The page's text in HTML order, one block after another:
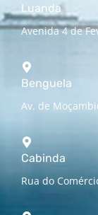
Luanda
Avenida 4 de
Benguela
Av. de
Cabinda
Rua do